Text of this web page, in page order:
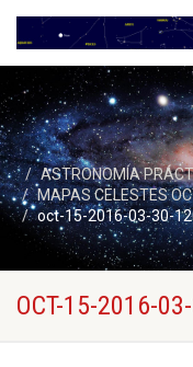
ASTRONOMÍA
MAPAS CELESTES
oct-15-2016-03-30-
OCT-15-2016-